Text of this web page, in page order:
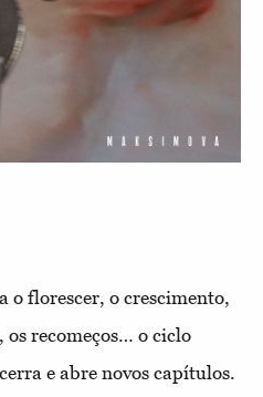
o florescer, o crescimento,
recomeços… o ciclo
e abre novos capítulos.